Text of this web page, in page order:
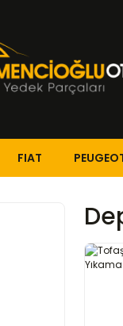
FIAT